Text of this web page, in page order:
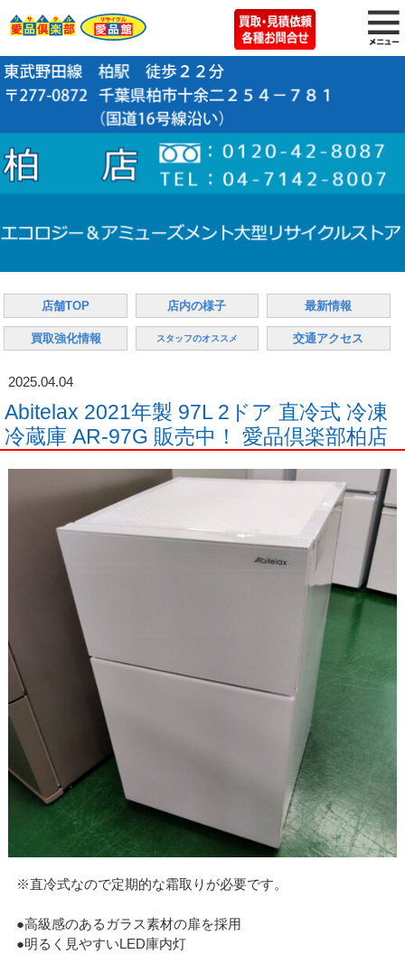
店舗TOP 店内の様子 最新情報
買取強化情報 スタッフのオススメ 交通アクセス
2025.04.04
Abitelax 2021年製 97L 2ドア 直冷式 冷凍
冷蔵庫 AR-97G 販売中！ 愛品倶楽部柏店
※直冷式なので定期的な霜取りが必要です。
●高級感のあるガラス素材の扉を採用
●明るく見やすいLED庫内灯